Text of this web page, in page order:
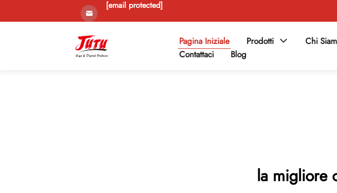
[email protected]
Pagina Iniziale Prodotti Chi
Contattaci
Blog
la migliore